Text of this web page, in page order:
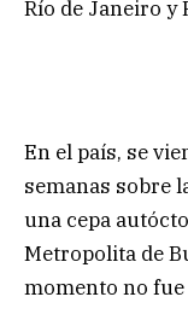
Río de Janeiro y
En el país, se
semanas sobre
una cepa
Metropolita de
momento no